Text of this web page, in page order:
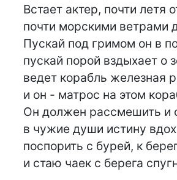
Встает актер, почти летя
почти морскими ветрами
Пускай под гримом он в
пускай порой вздыхает о
ведет корабль железная
и он - матрос на этом
Он должен рассмешить и
в чужие души истину
поспорить с бурей, к
и стаю чаек с берега